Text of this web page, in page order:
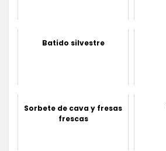
Batido silvestre
Sorbete de cava y fresas
frescas